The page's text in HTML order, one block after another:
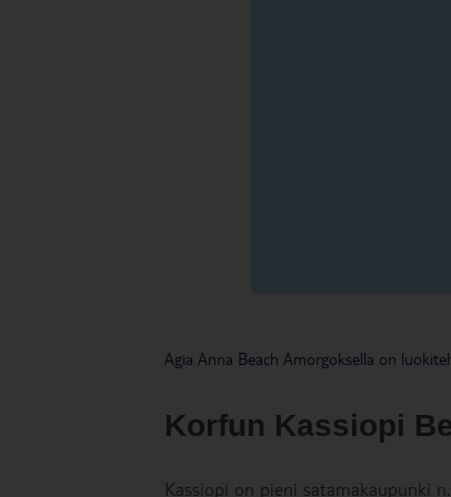
Agia Anna Beach Amorgoksella on
Korfun Kassiopi
Kassiopi on pieni satamakaupunki